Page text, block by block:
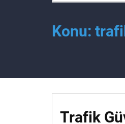
Konu:
Trafik